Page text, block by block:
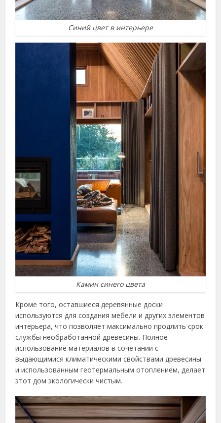
Синий цвет в интерьере
Камин синего цвета
Кроме того, оставшиеся деревянные доски
используются для создания мебели и других элементов
интерьера, что позволяет максимально продлить срок
службы необработанной древесины. Полное
использование материалов в сочетании с
выдающимися климатическими свойствами древесины
и использованным геотермальным отоплением, делает
этот дом экологически чистым.